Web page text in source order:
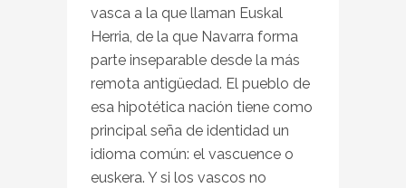
vasca a la que llaman Euskal
Herria, de la que Navarra forma
parte inseparable desde la más
remota antigüedad. El pueblo de
esa hipotética nación tiene como
principal seña de identidad un
idioma común: el vascuence o
euskera. Y si los vascos no